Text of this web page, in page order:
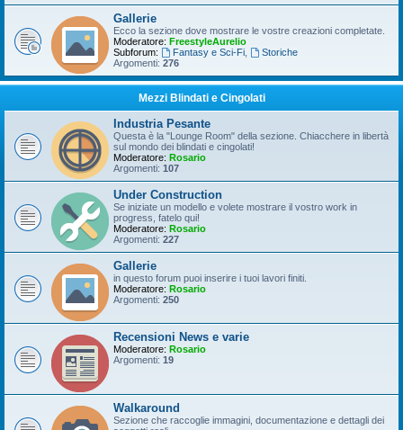
Gallerie
Ecco la sezione dove mostrare le vostre creazioni completate.
Moderatore: FreestyleAurelio
Subforum:
Fantasy e Sci-Fi,
Storiche
Argomenti: 276
Mezzi Blindati e Cingolati
Industria Pesante
Questa è la "Lounge Room" della sezione. Chiacchere in libertà
sul mondo dei blindati e cingolati!
Moderatore: Rosario
Argomenti: 107
Under Construction
Se iniziate un modello e volete mostrare il vostro work in
progress, fatelo qui!
Moderatore: Rosario
Argomenti: 227
Gallerie
in questo forum puoi inserire i tuoi lavori finiti.
Moderatore: Rosario
Argomenti: 250
Recensioni News e varie
Moderatore: Rosario
Argomenti: 19
Walkaround
Sezione che raccoglie immagini, documentazione e dettagli dei